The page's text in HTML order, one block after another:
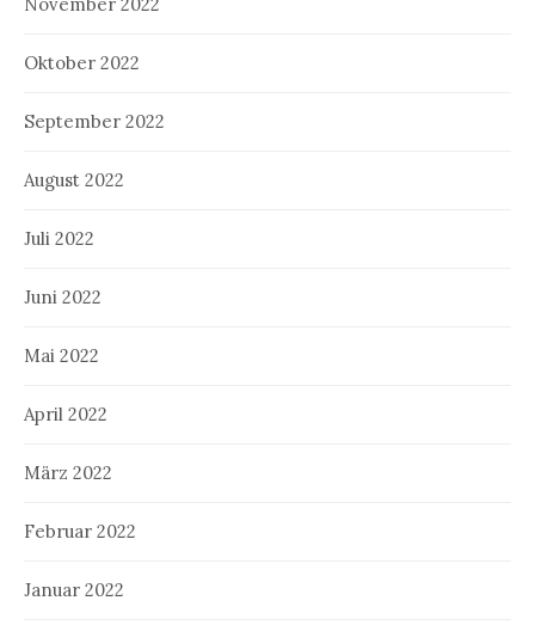
Oktober 2022
September 2022
August 2022
Juli 2022
Juni 2022
Mai 2022
April 2022
März 2022
Februar 2022
Januar 2022